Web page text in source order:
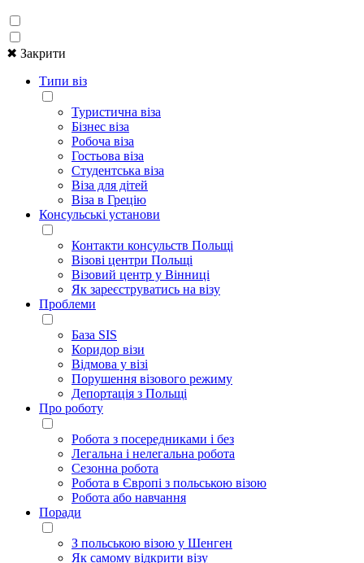
✖ Закрити
Типи віз
Туристична віза
Бізнес віза
Робоча віза
Гостьова віза
Студентська віза
Віза для дітей
Віза в Грецію
Консульські установи
Контакти консульств Польщі
Візові центри Польщі
Візовий центр у Вінниці
Як зареєструватись на візу
Проблеми
База SIS
Коридор візи
Відмова у візі
Порушення візового режиму
Депортація з Польщі
Про роботу
Робота з посередниками і без
Легальна і нелегальна робота
Сезонна робота
Робота в Європі з польською візою
Робота або навчання
Поради
З польською візою у Шенген
Як самому відкрити візу